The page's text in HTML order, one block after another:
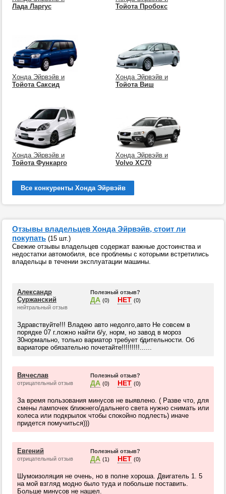
Лада Ларгус
Тойота Пробокс
Хонда Эйрвэйв и
Тойота Саксид
Хонда Эйрвэйв и
Тойота Виш
Хонда Эйрвэйв и
Тойота Функарго
Хонда Эйрвэйв и
Volvo XC70
Все конкуренты Хонда Эйрвэйв
Отзывы владельцев Хонда Эйрвэйв, стоит ли
покупать (15 шт.)
Свежие отзывы владельцев содержат важные достоинства и
недостатки автомобиля, все проблемы с которыми встретились
владельцы в течении эксплуатации машины.
Александр
Суржанский
нейтральный отзыв
Полезный отзыв?
ДА (0) НЕТ (0)
Здравствуйте!!! Владею авто недолго,авто Не совсем в
порядке 07 г.ложно найти б/у, норм, но завод в мороз
30нормально, только вариатор требует бдительности. Об
вариаторе обязательно почетайте!!!!!!!!!......
Вячеслав
отрицательный отзыв
Полезный отзыв?
ДА (0) НЕТ (0)
За время пользования минусов не выявлено. ( Разве что, для
смены лампочек ближнего/дальнего света нужно снимать или
колеса или подкрылок чтобы спокойно подлесть) иначе
придется помучиться)))
Евгений
отрицательный отзыв
Полезный отзыв?
ДА (1) НЕТ (0)
Шумоизоляция не очень, но в полне хороша. Двигатель 1. 5
на мой взгляд модно было туда и побольше поставить.
Больше минусов не нашел.